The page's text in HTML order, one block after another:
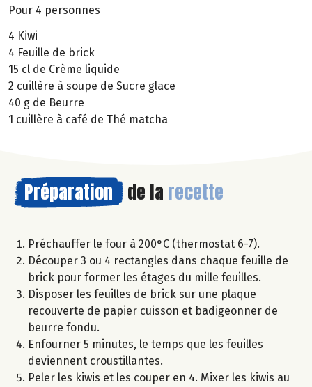
Pour 4 personnes
4 Kiwi
4 Feuille de brick
15 cl de Crème liquide
2 cuillère à soupe de Sucre glace
40 g de Beurre
1 cuillère à café de Thé matcha
Préparation de la recette
Préchauffer le four à 200°C (thermostat 6-7).
Découper 3 ou 4 rectangles dans chaque feuille de
brick pour former les étages du mille feuilles.
Disposer les feuilles de brick sur une plaque
recouverte de papier cuisson et badigeonner de
beurre fondu.
Enfourner 5 minutes, le temps que les feuilles
deviennent croustillantes.
Peler les kiwis et les couper en 4. Mixer les kiwis au